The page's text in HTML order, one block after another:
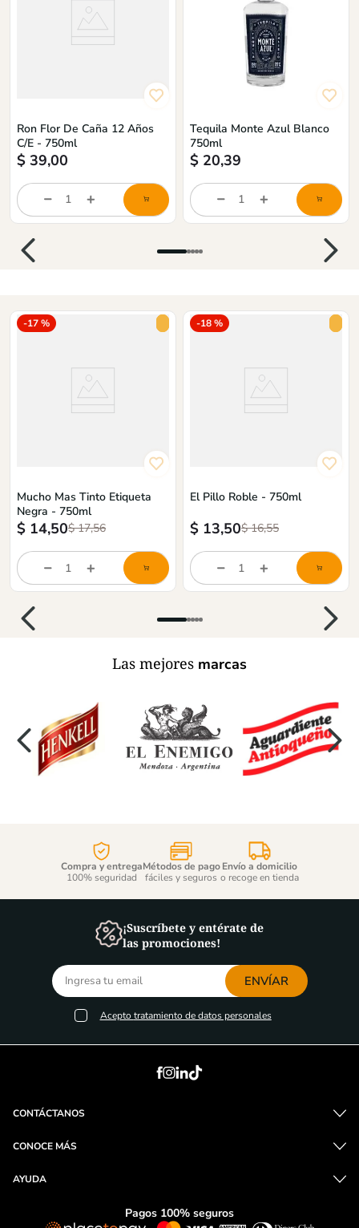
Ron Flor De Caña 12 Años
C/E - 750ml
$ 39,00
store/product-
list.quantityStepper.label
Tequila Monte Azul Blanco
750ml
$ 20,39
store/product-
list.quantityStepper.label
-17 %
Mucho Mas Tinto Etiqueta
Negra - 750ml
$17,56
$ 14,50
store/product-
list.quantityStepper.label
-18 %
El Pillo Roble - 750ml
$16,55
$ 13,50
store/product-
list.quantityStepper.label
Las mejores marcas
Compra y entrega
100% seguridad
Métodos de pago
fáciles y seguros
Envío a domicilio
o recoge en tienda
¡Suscríbete y entérate de
las promociones!
ENVÍAR
Acepto tratamiento de datos personales
CONTÁCTANOS
CONOCE MÁS
AYUDA
Pagos 100% seguros